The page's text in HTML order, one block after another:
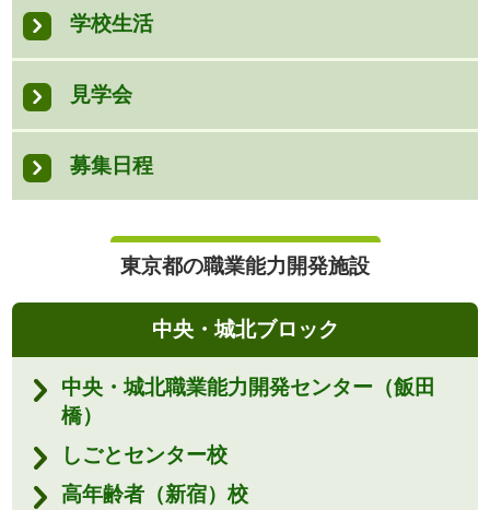
学校生活
見学会
募集日程
東京都の職業能力開発施設
中央・城北ブロック
中央・城北職業能力開発センター（飯田
橋）
しごとセンター校
高年齢者（新宿）校